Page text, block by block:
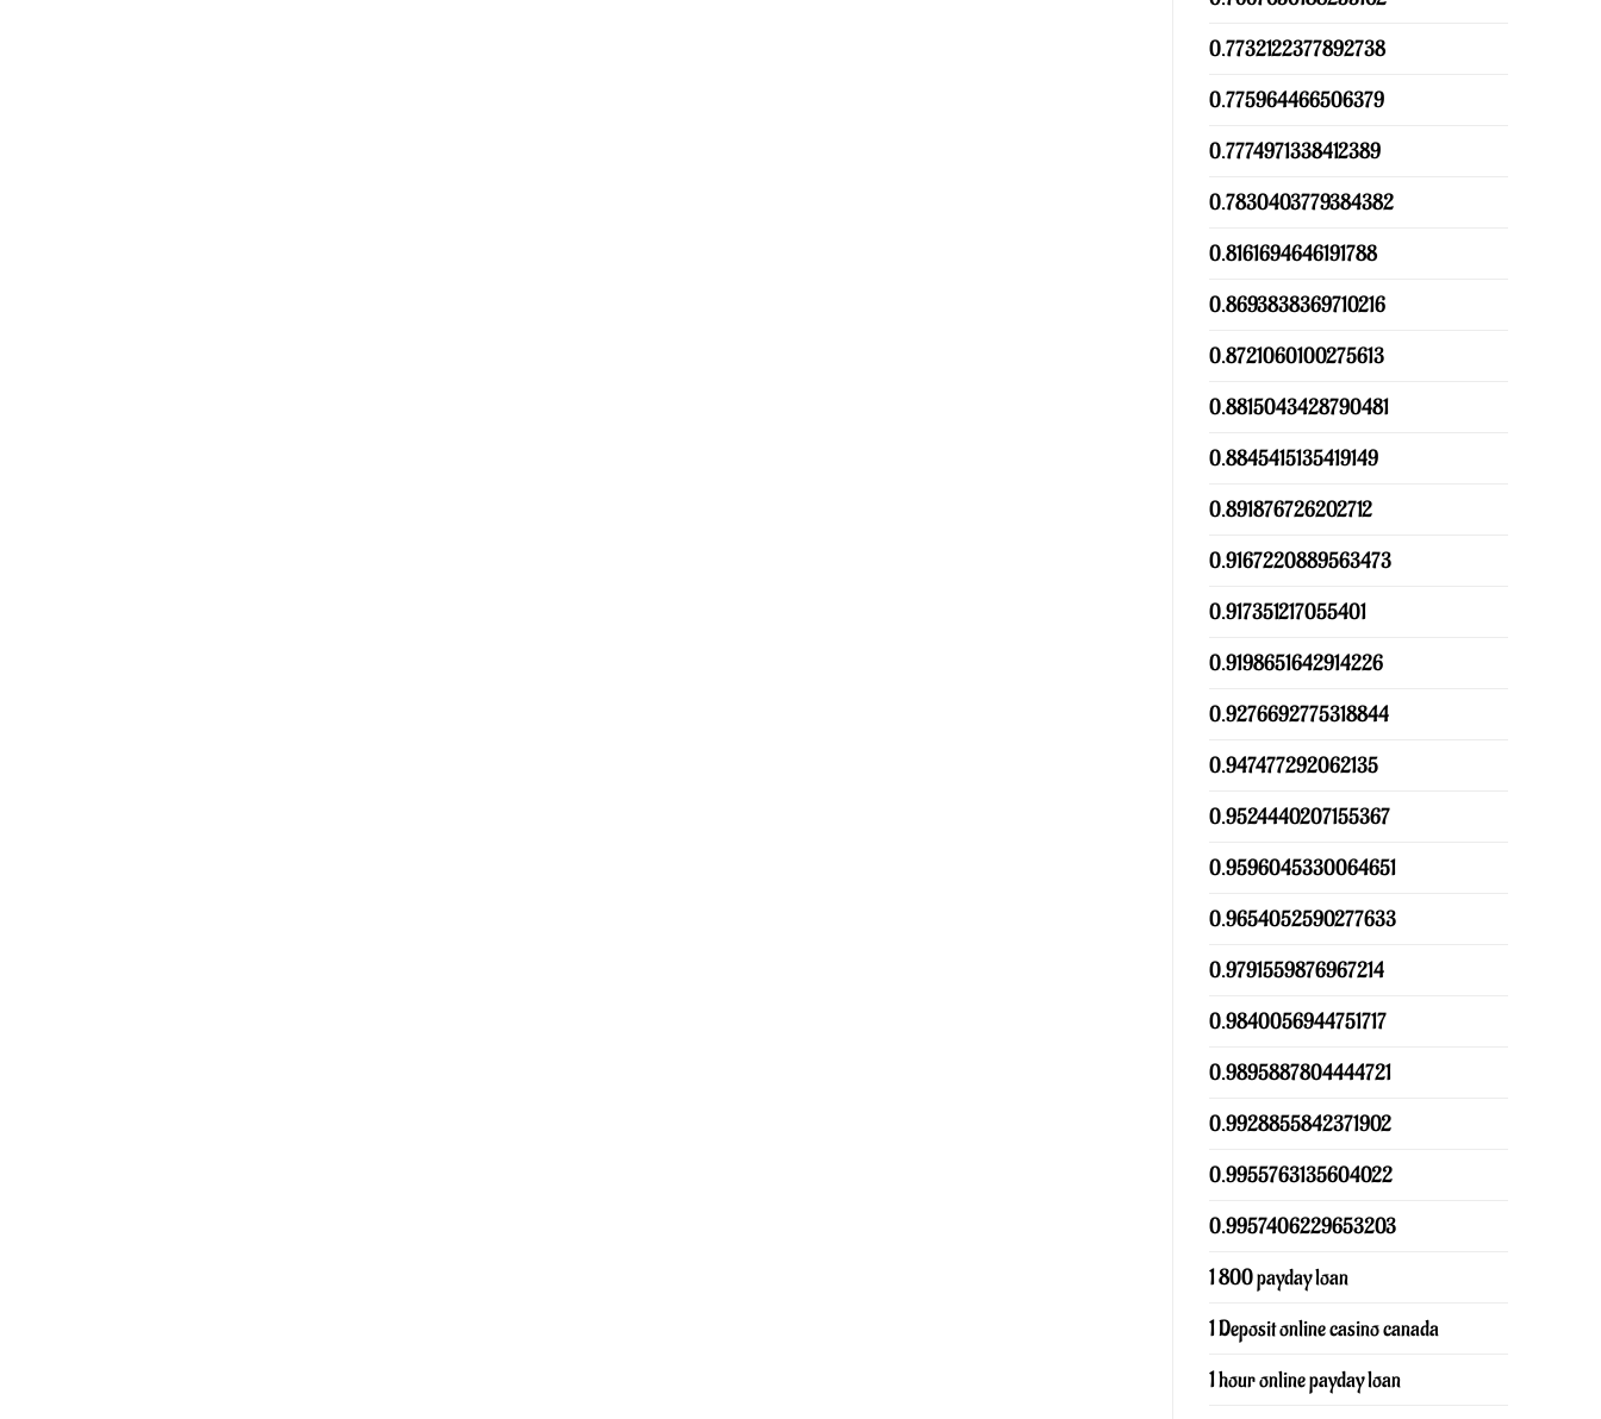
0.7732122377892738
0.775964466506379
0.7774971338412389
0.7830403779384382
0.8161694646191788
0.8693838369710216
0.8721060100275613
0.8815043428790481
0.8845415135419149
0.891876726202712
0.9167220889563473
0.917351217055401
0.9198651642914226
0.9276692775318844
0.947477292062135
0.9524440207155367
0.9596045330064651
0.9654052590277633
0.9791559876967214
0.9840056944751717
0.9895887804444721
0.9928855842371902
0.9955763135604022
0.9957406229653203
1 800 payday loan
1 Deposit online casino canada
1 hour online payday loan